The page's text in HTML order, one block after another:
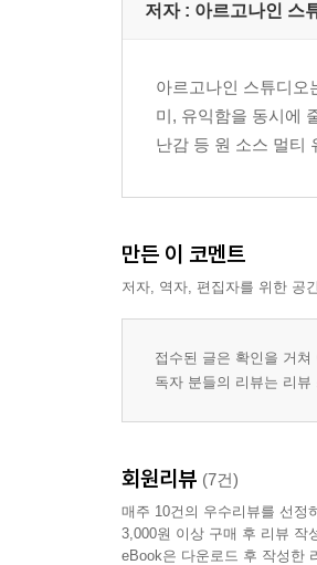
저자 : 아르고나인 스
아르고나인 스튜디오
미, 유익함을 동시에
난감 등 원 소스 멀티
만든 이 코멘트
저자, 역자, 편집자를 위한 공
접수된 글은 확인을 거
독자 분들의 리뷰는 리
회원리뷰 (7건)
매주 10건의 우수리뷰를 선정
3,000원 이상 구매 후 리뷰 작
eBook은 다운로드 후 작성한